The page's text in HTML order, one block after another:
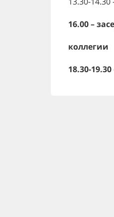
16.00 –
коллегии
18.30-19.30